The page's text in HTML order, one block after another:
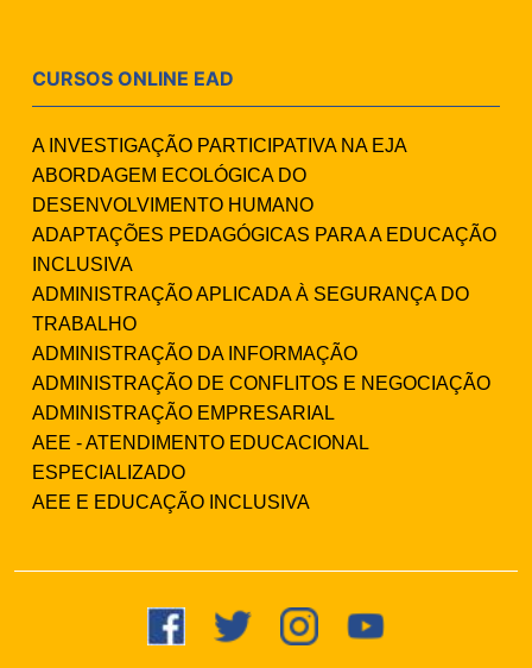
CURSOS ONLINE EAD
A INVESTIGAÇÃO PARTICIPATIVA NA EJA
ABORDAGEM ECOLÓGICA DO
DESENVOLVIMENTO HUMANO
ADAPTAÇÕES PEDAGÓGICAS PARA A EDUCAÇÃO
INCLUSIVA
ADMINISTRAÇÃO APLICADA À SEGURANÇA DO
TRABALHO
ADMINISTRAÇÃO DA INFORMAÇÃO
ADMINISTRAÇÃO DE CONFLITOS E NEGOCIAÇÃO
ADMINISTRAÇÃO EMPRESARIAL
AEE - ATENDIMENTO EDUCACIONAL
ESPECIALIZADO
AEE E EDUCAÇÃO INCLUSIVA